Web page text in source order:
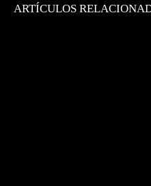
ARTÍCULOS